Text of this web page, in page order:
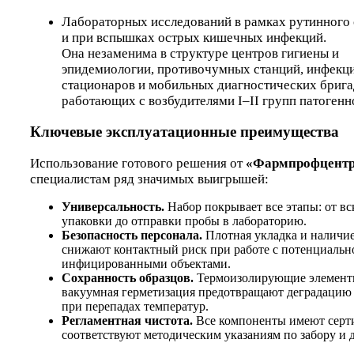
Лабораторных исследований в рамках рутинного
и при вспышках острых кишечных инфекций.
Она незаменима в структуре центров гигиены и
эпидемиологии, противочумных станций,
стационаров и мобильных диагностических
работающих с возбудителями I–II групп
Ключевые эксплуатационные преимущества
Использование готового решения от
специалистам ряд значимых выигрышей:
Универсальность. Набор покрывает все этапы: от
упаковки до отправки пробы в лабораторию.
Безопасность персонала. Плотная укладка и
снижают контактный риск при работе с
инфицированными объектами.
Сохранность образцов. Термоизолирующие
вакуумная герметизация предотвращают деградацию
при перепадах температур.
Регламентная чистота. Все компоненты имеют
соответствуют методическим указаниям по забору и